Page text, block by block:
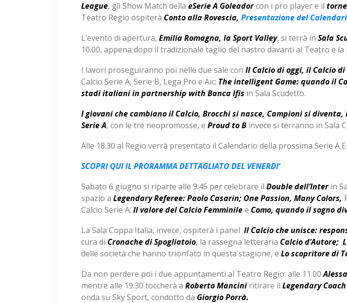
League, gli Show Match della eSerie A Goleadorcon i pro player e il
Teatro Regio ospiterà Conto alla Rovescia, Presentazione del
L’evento di apertura, Emilia Romagna, la Sport Valley, si terrà in Sala
10.00, appena dopo il tradizionale taglio del nastro davanti al Teatro e
I lavori proseguiranno poi nelle due sale con Il Calcio di oggi, il Calcio
Calcio Serie A, Serie B, Lega Pro e Aic; The intelligent Game: quando il
stadi italiani in partnership with Banca Ifis in Sala Scudetto.
Igiovani che cambiano il Calcio, Brocchi si nasce, Campioni si
SerieA, con le tre neopromosse, e Proud to B invece si terranno in Sala
Alle 18.30 al Regio verrà presentato il Calendario della prossima Serie A
SCOPRI QUI IL PRORAMMA DETTAGLIATO DEL VENERDI’
Sabato 6 giugno si riparte alle 9.45 per celebrare il Double dell’Interin
spazio a Legendary Referee: Paolo Casarin; One Passion, Many Colors,
Calcio Serie A; Il valore del Calcio Femminilee Como, quando il sogno
La Sala Coppa Italia, invece, ospiterà i panel Il Calcio che unisce:
cura di Cronache di Spogliatoio, la rassegna letteraria Calcio d’Autore;
delle società che hanno trionfato in questa stagione, e Lo scopritore di
Da non perdere poi i due appuntamenti al Teatro Regio: alle 11.00
mentre alle 19.30 toccherà a Roberto Mancini ritirare il Legendary Coach
onda su Sky Sport, condotto da Giorgio Porrà.